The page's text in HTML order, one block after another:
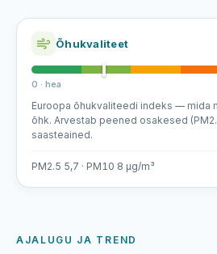
Õhukvaliteet
0 · hea
Euroopa õhukvaliteedi indeks — mida
õhk. Arvestab peened osakesed
saasteained.
PM2.5 5,7 · PM10 8 µg/m³
AJALUGU JA TREND